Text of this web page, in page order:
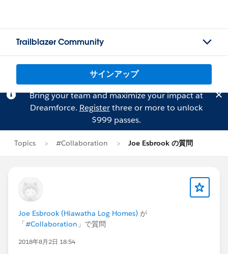
Trailblazer Community
サインアップ
Bring your team and maximize your impact at
Dreamforce. Registerthree or more to unlock
$999 passes.
Topics #Collaboration Joe Esbrook の質問
Joe Esbrook (Hiawatha Log Homes) が
「#Collaboration 」で質問
2018年8月2日 18:54